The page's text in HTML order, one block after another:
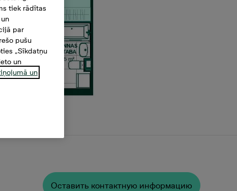
Oставить контактную информацию
tiek rādītas
par
pušu
„Sīkdatņu
un
un